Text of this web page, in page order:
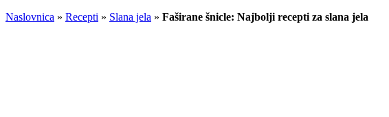
Naslovnica » Recepti » Slana jela » Faširane šnicle: Najbolji recepti za slana jela